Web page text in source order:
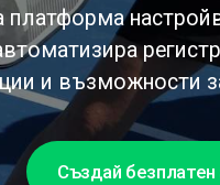
платформа
и възможности
Създай безплатен